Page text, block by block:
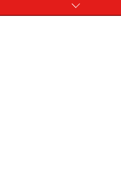
（7月23日～8月22日生まれ）